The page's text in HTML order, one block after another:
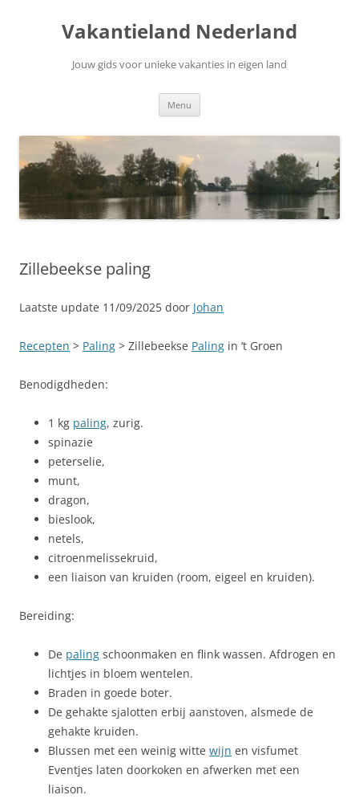
Vakantieland Nederland
Jouw gids voor unieke vakanties in eigen land
Menu
Zillebeekse paling
Laatste update 11/09/2025 door Johan
Recepten > Paling > Zillebeekse Paling in ‘t Groen
Benodigdheden:
1 kg paling, zurig.
spinazie
peterselie,
munt,
dragon,
bieslook,
netels,
citroenmelissekruid,
een liaison van kruiden (room, eigeel en kruiden).
Bereiding:
De paling schoonmaken en flink wassen. Afdrogen en
lichtjes in bloem wentelen.
Braden in goede boter.
De gehakte sjalotten erbij aanstoven, alsmede de
gehakte kruiden.
Blussen met een weinig witte wijn en visfumet
Eventjes laten doorkoken en afwerken met een
liaison.